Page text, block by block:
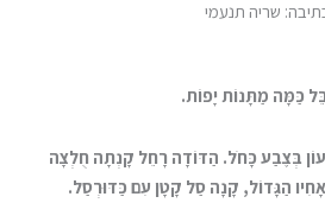
שריה תנעמי
כַּמָּה מַתָּנוֹת יָפוֹת.
בְּצֶבַע כָּחֹל. הַדּוֹדָה רָחֵל קָנְתָה חֻלְצָה
הַגָּדוֹל, קָנָה סַל קָטָן עִם כַּדּוּרְסַל.